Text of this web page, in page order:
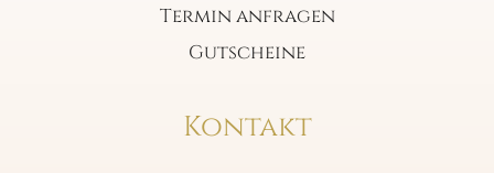
Termin anfragen
Gutscheine
Kontakt